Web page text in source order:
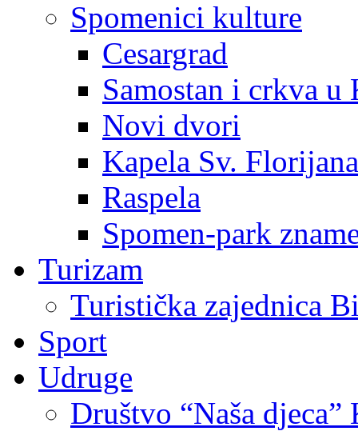
Spomenici kulture
Cesargrad
Samostan i crkva u
Novi dvori
Kapela Sv. Florijana
Raspela
Spomen-park
Turizam
Turistička zajednica
Sport
Udruge
Društvo “Naša djeca”